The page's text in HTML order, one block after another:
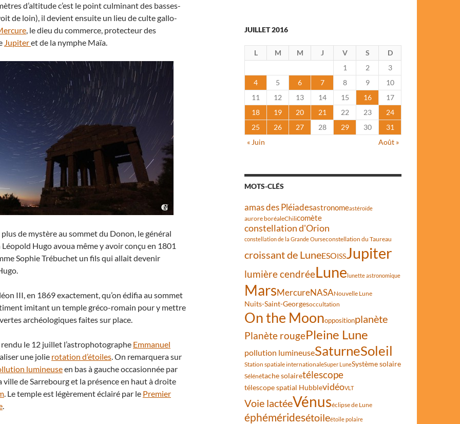
d’altitude c’est le point culminant des basses-
de loin), il devient ensuite un lieu de culte gallo-
, le dieu du commerce, protecteur des
Jupiteret de la nymphe Maïa.
de mystère au sommet du Donon, le général
Léopold Hugo avoua même y avoir conçu en 1801
Sophie Trébuchet un fils qui allait devenir
III, en 1869 exactement, qu’on édifia au sommet
imitant un temple gréco-romain pour y mettre
archéologiques faites sur place.
rendu le 12 juillet l’astrophotographe Emmanuel
une jolie rotation d’étoiles. On remarquera sur
lumineuseen bas à gauche occasionnée par
ville de Sarrebourg et la présence en haut à droite
. Le temple est légèrement éclairé par le Premier
.
JUILLET 2016
L M M J V S
D
1
2
3
4
5 6 7 8 9
10
11
12 13 14 15 16
17
18
19 20 21 22 23
24
25
26 27 28 29 30
31
« Juin
Août »
MOTS-CLÉS
amas des Pléiadesastronomeastéroïde
aurore boréaleChilicomète
constellation d'Orion
constellation de la Grande Ourseconstellation du Taureau
croissant de LuneESOISSJupiter
lumière cendréeLunelunette astronomique
MarsMercureNASANouvelle Lune
Nuits-Saint-Georgesoccultation
On the Moonoppositionplanète
Planète rougePleine Lune
pollution lumineuseSaturneSoleil
Station spatiale internationaleSuper LuneSystème solaire
Sélénétache solairetélescope
télescope spatial HubblevidéoVLT
Voie lactéeVénuséclipse de Lune
éphéméridesétoileétoile polaire